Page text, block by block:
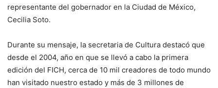
representante del gobernador en la Ciudad de México,
Cecilia Soto.
Durante su mensaje, la secretaria de Cultura destacó que
desde el 2004, año en que se llevó a cabo la primera
edición del FICH, cerca de 10 mil creadores de todo mundo
han visitado nuestro estado y más de 3 millones de